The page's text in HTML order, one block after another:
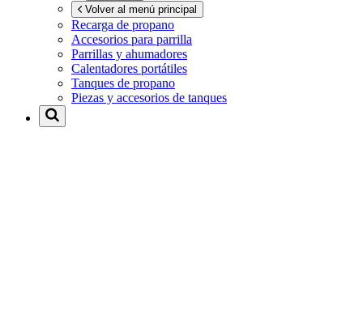
Volver al menú principal
Recarga de propano
Accesorios para parrilla
Parrillas y ahumadores
Calentadores portátiles
Tanques de propano
Piezas y accesorios de tanques